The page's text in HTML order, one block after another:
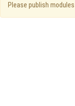
Please publish